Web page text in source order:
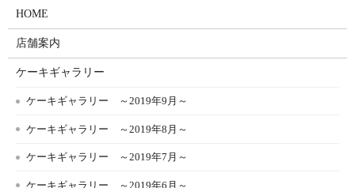
HOME
店舗案内
ケーキギャラリー
ケーキギャラリー ～2019年9月～
ケーキギャラリー ～2019年8月～
ケーキギャラリー ～2019年7月～
ケーキギャラリー ～2019年6月～